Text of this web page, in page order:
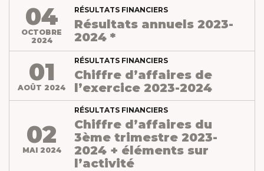
04
OCTOBRE
2024
RÉSULTATS FINANCIERS
Résultats annuels 2023-
2024 *
01
AOÛT 2024
RÉSULTATS FINANCIERS
Chiffre d’affaires de
l’exercice 2023-2024
02
MAI 2024
RÉSULTATS FINANCIERS
Chiffre d’affaires du
3ème trimestre 2023-
2024 + éléments sur
l’activité
MEET OUR PLANET-
FRIENDLY FOOD
PACKAGING